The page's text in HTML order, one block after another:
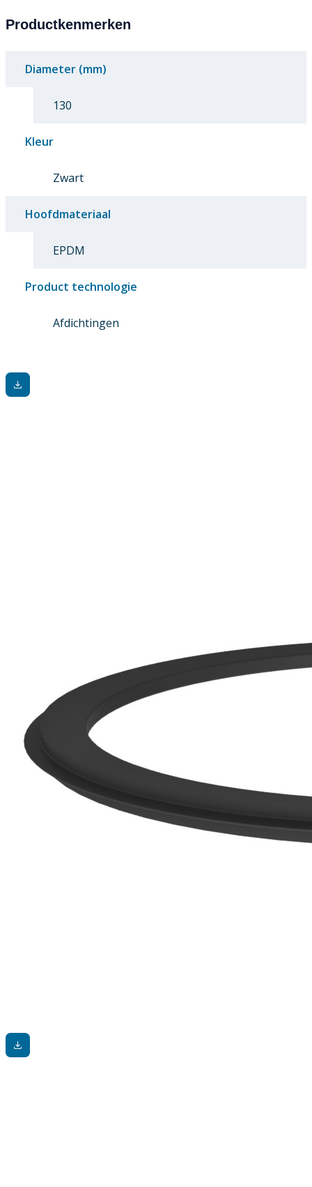
Productkenmerken
Diameter (mm)
130
Kleur
Zwart
Hoofdmateriaal
EPDM
Product technologie
Afdichtingen